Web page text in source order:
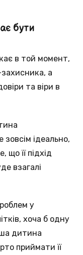
бути
в той момент,
а
та віри в
зовсім ідеально,
що її підхід
взагалі
у
хоча б одну
дитина
приймати її